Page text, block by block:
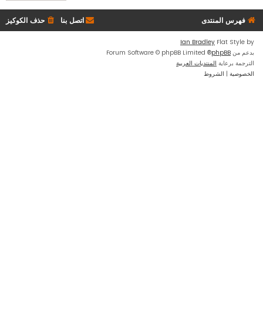
فهرس المنتدى حذف الكوكيز اتصل بنا
Flat Style by
Ian Bradley
بدعم من phpBB
® Forum Software © phpBB Limited
الترجمة برعاية المنتديات العربية
الخصوصية | الشروط